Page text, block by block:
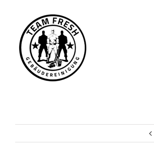
springen